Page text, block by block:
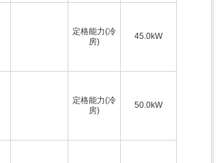
定格能力(冷
房)
45.0kW
定格能力(冷
房)
50.0kW